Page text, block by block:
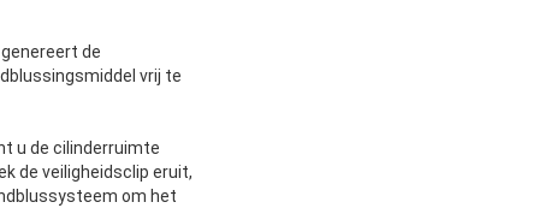
de
vrij te
u de cilinderruimte
de veiligheidsclip eruit,
om het